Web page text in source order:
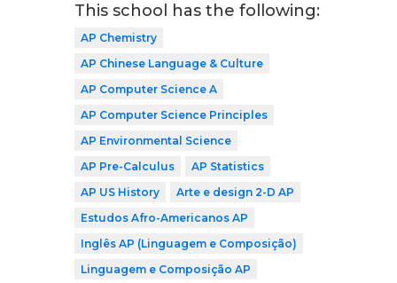
This school has the following:
AP Chemistry
AP Chinese Language & Culture
AP Computer Science A
AP Computer Science Principles
AP Environmental Science
AP Pre-Calculus
AP Statistics
AP US History
Arte e design 2-D AP
Estudos Afro-Americanos AP
Inglês AP (Linguagem e Composição)
Linguagem e Composição AP